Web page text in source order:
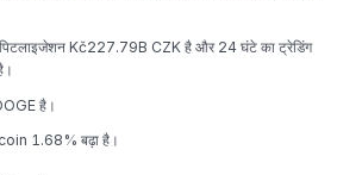
Kč227.79B CZK है और 24 घंटे का ट्रेडिंग
है।
1.68% बढ़ा है।